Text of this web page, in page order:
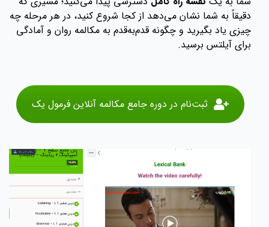
دقیقاً به شما نشان می‌دهد از کجا شروع کنید، در هر مرحله چه
چیزی یاد بگیرید و چگونه قدم‌به‌قدم به مکالمه روان و آمادگی
برای آیلتس برسید.
ثبت‌نام در دوره جامع مکالمه آنلاین فرمول یک